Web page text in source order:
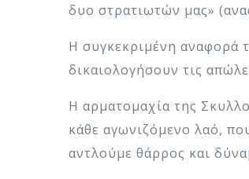
δυο στρατιωτών μας»
Η συγκεκριμένη αναφορά
δικαιολογήσουν τις
Η αρματομαχία της
κάθε αγωνιζόμενο λαό,
αντλούμε θάρρος και